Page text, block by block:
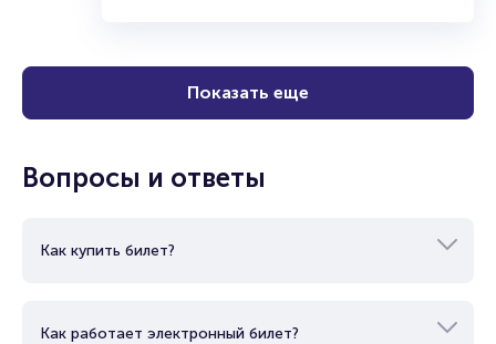
Показать еще
Вопросы и ответы
Как купить билет?
Как работает электронный билет?